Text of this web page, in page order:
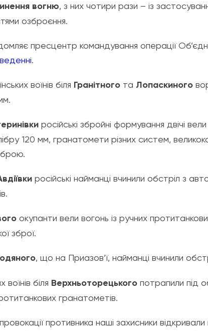
вогню, з них чотири рази – із
озброєння.
пресцентр командування операції
.
воїнів біля Гранітного та Лопаскиного
російські збройні формування двічі
120 мм, гранатомети різних систем,
російські найманці вчинили обстріл з
окупанти вели вогонь із ручних
зброї.
, що на Приазов’ї, найманці вчинили
воїнів біля Верхньоторецького потрапили під
гранатометів.
противника наші захисники відкривали